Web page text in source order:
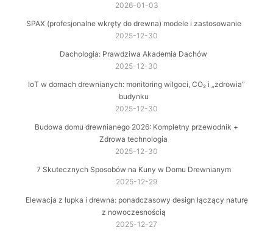
2026-01-03
SPAX (profesjonalne wkręty do drewna) modele i zastosowanie
2025-12-30
Dachologia: Prawdziwa Akademia Dachów
2025-12-30
IoT w domach drewnianych: monitoring wilgoci, CO₂ i „zdrowia”
budynku
2025-12-30
Budowa domu drewnianego 2026: Kompletny przewodnik +
Zdrowa technologia
2025-12-30
7 Skutecznych Sposobów na Kuny w Domu Drewnianym
2025-12-29
Elewacja z łupka i drewna: ponadczasowy design łączący naturę
z nowoczesnością
2025-12-27